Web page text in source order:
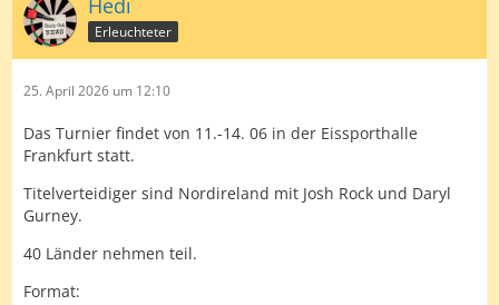
Hedi
Erleuchteter
25. April 2026 um 12:10
Das Turnier findet von 11.-14. 06 in der Eissporthalle
Frankfurt statt.
Titelverteidiger sind Nordireland mit Josh Rock und Daryl
Gurney.
40 Länder nehmen teil.
Format: